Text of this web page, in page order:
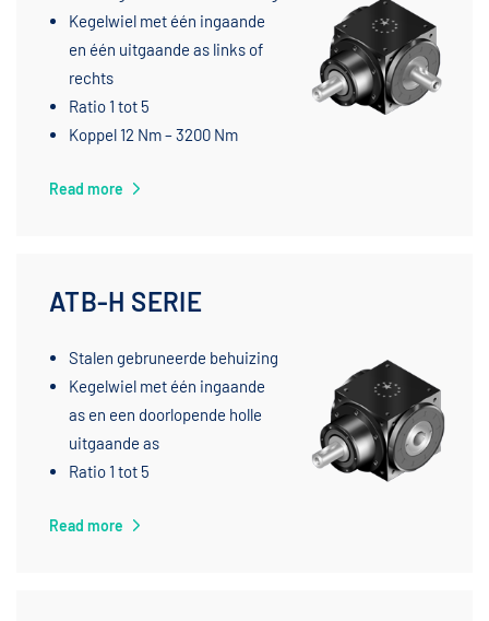
Kegelwiel met één ingaande
en één uitgaande as links of
rechts
Ratio 1 tot 5
Koppel 12 Nm – 3200 Nm
Read more
ATB-H SERIE
Stalen gebruneerde behuizing
Kegelwiel met één ingaande
as en een doorlopende holle
uitgaande as
Ratio 1 tot 5
Read more